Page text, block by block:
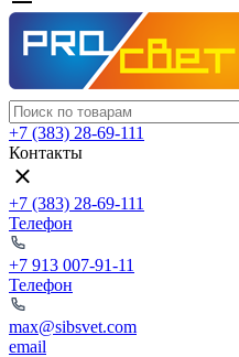
+7 (383) 28-69-111
Контакты
+7 (383) 28-69-111
Телефон
+7 913 007-91-11
Телефон
max@sibsvet.com
email